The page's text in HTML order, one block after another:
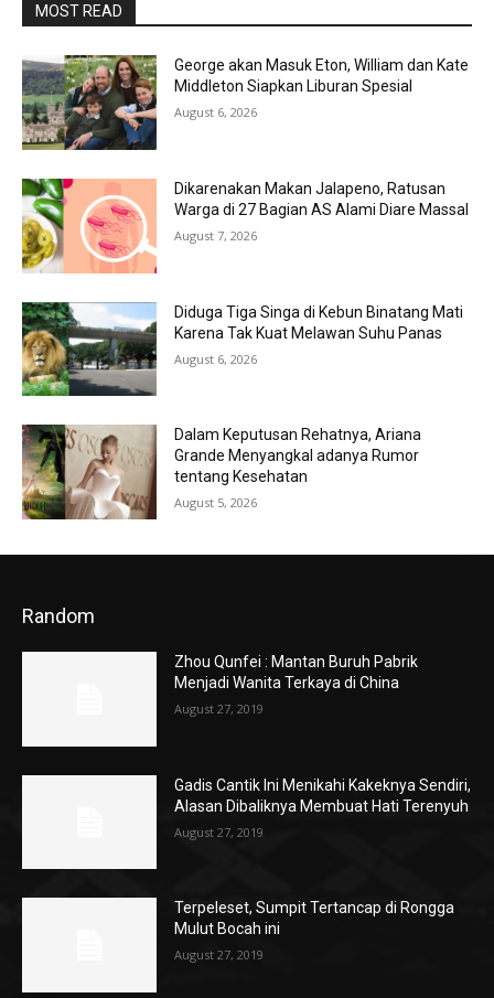
MOST READ
George akan Masuk Eton, William dan Kate
Middleton Siapkan Liburan Spesial
August 6, 2026
Dikarenakan Makan Jalapeno, Ratusan
Warga di 27 Bagian AS Alami Diare Massal
August 7, 2026
Diduga Tiga Singa di Kebun Binatang Mati
Karena Tak Kuat Melawan Suhu Panas
August 6, 2026
Dalam Keputusan Rehatnya, Ariana
Grande Menyangkal adanya Rumor
tentang Kesehatan
August 5, 2026
Random
Zhou Qunfei : Mantan Buruh Pabrik
Menjadi Wanita Terkaya di China
August 27, 2019
Gadis Cantik Ini Menikahi Kakeknya Sendiri,
Alasan Dibaliknya Membuat Hati Terenyuh
August 27, 2019
Terpeleset, Sumpit Tertancap di Rongga
Mulut Bocah ini
August 27, 2019